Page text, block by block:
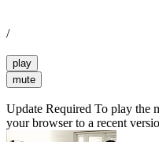
/
play
mute
Update Required To play the
your browser to a recent